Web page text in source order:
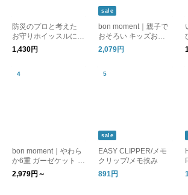
防災のプロと考えた
お守りホイッスルにな
るキーホルダー 防災
士監修／pom
1,430円
sale
bon moment｜親子で
おそろい キッズお食
事クッション 高さ調
節 キッズクッション
2,079円
bon moment｜やわら
か6重 ガーゼケット リ
バーシブル 綿100%
／ 夏寝具 肌掛け
2,979円～
sale
EASY CLIPPER/メモ
クリップ/メモ挟み
891円